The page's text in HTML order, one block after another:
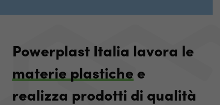
Powerplast Italia lavora le
materie plastiche e
realizza prodotti di qualità